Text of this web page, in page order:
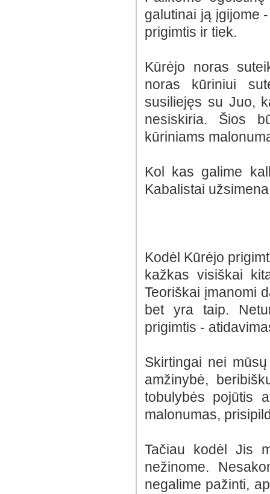
galutinai ją įgijome
prigimtis ir tiek.
Kūrėjo noras
noras kūriniui
susiliejęs su Juo,
nesiskiria. Šios
kūriniams
Kol kas galime
Kabalistai
Kodėl Kūrėjo
kažkas visiškai
Teoriškai įmanomi
bet yra taip.
prigimtis -
Skirtingai nei
amžinybė,
tobulybės pojūtis
malonumas,
Tačiau kodėl Jis
nežinome.
negalime pažinti,